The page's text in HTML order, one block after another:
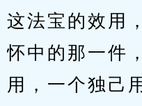
这法宝的效用
怀中的那一件
用，一个独己